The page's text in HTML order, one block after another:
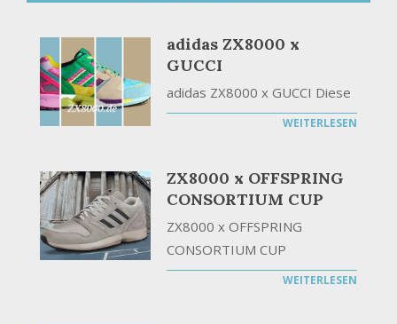
adidas ZX8000 x
GUCCI
adidas ZX8000 x GUCCI Diese
WEITERLESEN
ZX8000 x OFFSPRING
CONSORTIUM CUP
ZX8000 x OFFSPRING
CONSORTIUM CUP
WEITERLESEN